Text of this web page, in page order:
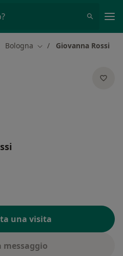
Bologna Cambia città
Giovanna Rossi
una visita
messaggio